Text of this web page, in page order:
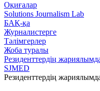
Оқиғалар
Solutions Journalism Lab
БАҚ-қа
Журналистерге
Тәлімгерлер
Жоба туралы
Резиденттердің
SJMED
Резиденттердің